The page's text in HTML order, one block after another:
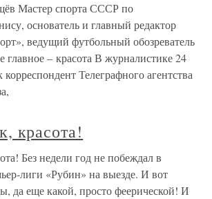
Мастер спорта СССР по
основатель и главный редактор
ведущий футбольный обозреватель
главное – красота В журналистике 24
корреспондент Телеграфного агентства
красота!
Без недели год не побеждал в
лиги «Рубин» на выезде. И вот
да еще какой, просто феерической! И